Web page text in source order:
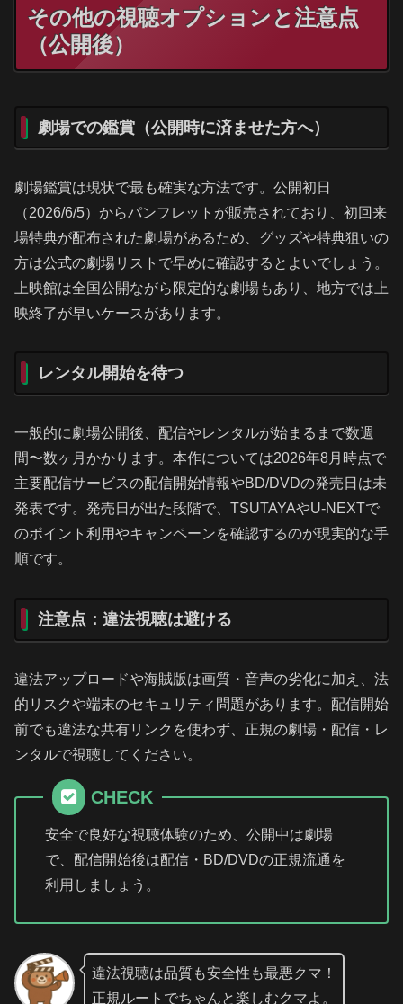
その他の視聴オプションと注意点
（公開後）
劇場での鑑賞（公開時に済ませた方へ）
劇場鑑賞は現状で最も確実な方法です。公開初日
（2026/6/5）からパンフレットが販売されており、初回来
場特典が配布された劇場があるため、グッズや特典狙いの
方は公式の劇場リストで早めに確認するとよいでしょう。
上映館は全国公開ながら限定的な劇場もあり、地方では上
映終了が早いケースがあります。
レンタル開始を待つ
一般的に劇場公開後、配信やレンタルが始まるまで数週
間〜数ヶ月かかります。本作については2026年8月時点で
主要配信サービスの配信開始情報やBD/DVDの発売日は未
発表です。発売日が出た段階で、TSUTAYAやU-NEXTで
のポイント利用やキャンペーンを確認するのが現実的な手
順です。
注意点：違法視聴は避ける
違法アップロードや海賊版は画質・音声の劣化に加え、法
的リスクや端末のセキュリティ問題があります。配信開始
前でも違法な共有リンクを使わず、正規の劇場・配信・レ
ンタルで視聴してください。
CHECK
安全で良好な視聴体験のため、公開中は劇場
で、配信開始後は配信・BD/DVDの正規流通を
利用しましょう。
違法視聴は品質も安全性も最悪クマ！
正規ルートでちゃんと楽しむクマよ。